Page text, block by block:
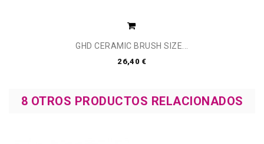
GHD CERAMIC BRUSH SIZE...
26,40 €
8 OTROS PRODUCTOS RELACIONADOS